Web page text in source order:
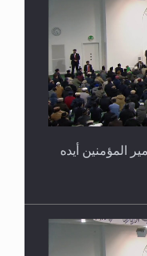
المؤمنين أيده